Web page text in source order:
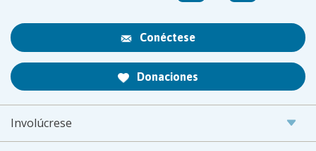
Conéctese
Donaciones
Involúcrese